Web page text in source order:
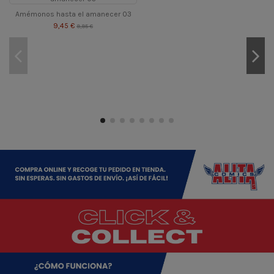
Amémonos hasta el amanecer 03
9,45 € 9,95 €